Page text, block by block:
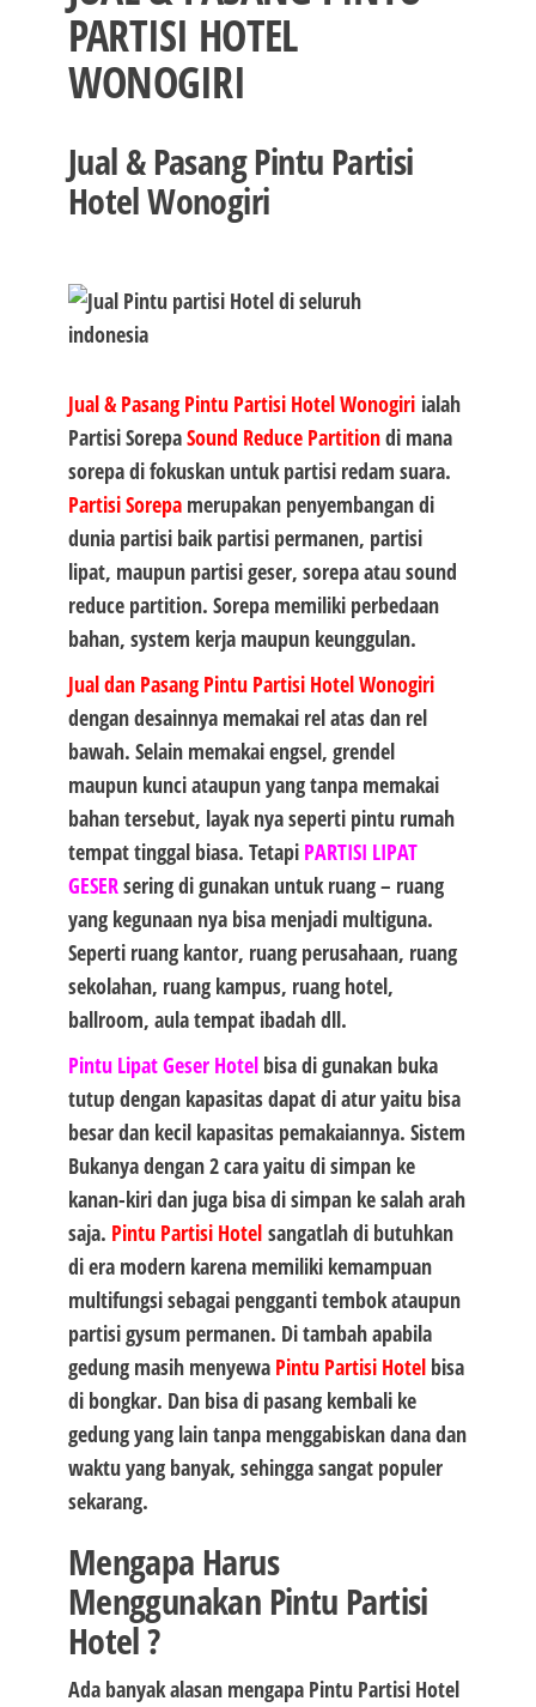
PARTISI HOTEL
WONOGIRI
Jual & Pasang Pintu Partisi
Hotel Wonogiri
Jual & Pasang Pintu Partisi Hotel Wonogiri ialah
Partisi SorepaSound Reduce Partitiondi mana
sorepa di fokuskan untuk partisi redam suara.
Partisi Sorepamerupakan penyembangan di
dunia partisi baik partisi permanen, partisi
lipat, maupun partisi geser, sorepa atau sound
reduce partition. Sorepa memiliki perbedaan
bahan, system kerja maupun keunggulan.
Jual dan Pasang Pintu Partisi Hotel Wonogiri
dengan desainnya memakai rel atas dan rel
bawah. Selain memakai engsel, grendel
maupun kunci ataupun yang tanpa memakai
bahan tersebut, layak nya seperti pintu rumah
tempat tinggal biasa. Tetapi PARTISI LIPAT
GESERsering di gunakan untuk ruang – ruang
yang kegunaan nya bisa menjadi multiguna.
Seperti ruang kantor, ruang perusahaan, ruang
sekolahan, ruang kampus, ruang hotel,
ballroom, aula tempat ibadah dll.
Pintu Lipat Geser Hotelbisa di gunakan buka
tutup dengan kapasitas dapat di atur yaitu bisa
besar dan kecil kapasitas pemakaiannya. Sistem
Bukanya dengan 2 cara yaitu di simpan ke
kanan-kiri dan juga bisa di simpan ke salah arah
saja. Pintu Partisi Hotelsangatlah di butuhkan
di era modern karena memiliki kemampuan
multifungsi sebagai pengganti tembok ataupun
partisi gysum permanen. Di tambah apabila
gedung masih menyewa Pintu Partisi Hotelbisa
di bongkar. Dan bisa di pasang kembali ke
gedung yang lain tanpa menggabiskan dana dan
waktu yang banyak, sehingga sangat populer
sekarang.
Mengapa Harus
Menggunakan Pintu Partisi
Hotel ?
Ada banyak alasan mengapa Pintu Partisi Hotel